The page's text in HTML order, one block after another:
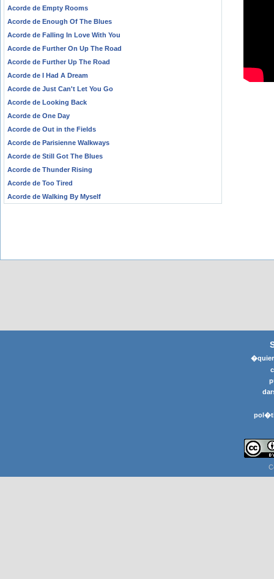
Acorde de Empty Rooms
Acorde de Enough Of The Blues
Acorde de Falling In Love With You
Acorde de Further On Up The Road
Acorde de Further Up The Road
Acorde de I Had A Dream
Acorde de Just Can't Let You Go
Acorde de Looking Back
Acorde de One Day
Acorde de Out in the Fields
Acorde de Parisienne Walkways
Acorde de Still Got The Blues
Acorde de Thunder Rising
Acorde de Too Tired
Acorde de Walking By Myself